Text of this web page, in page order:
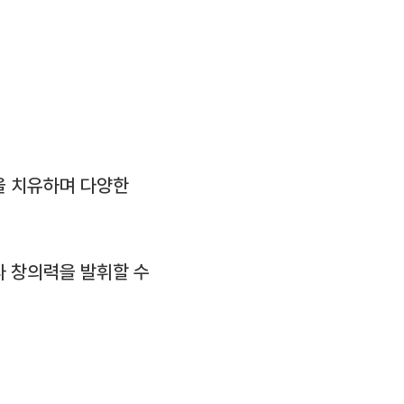
치유하며 다양한
창의력을 발휘할 수